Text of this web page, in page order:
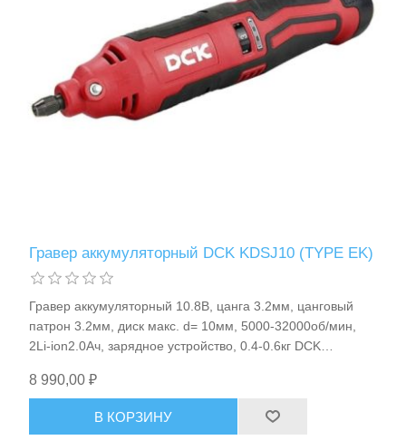
Аккумуляторы и ЗУ
Гравер аккумуляторный DCK KDSJ10 (TYPE EK)
Гравер аккумуляторный 10.8В, цанга 3.2мм, цанговый
патрон 3.2мм, диск макс. d= 10мм, 5000-32000об/мин,
2Li-ion2.0Ач, зарядное устройство, 0.4-0.6кг DCK
8 990,00 ₽
В КОРЗИНУ